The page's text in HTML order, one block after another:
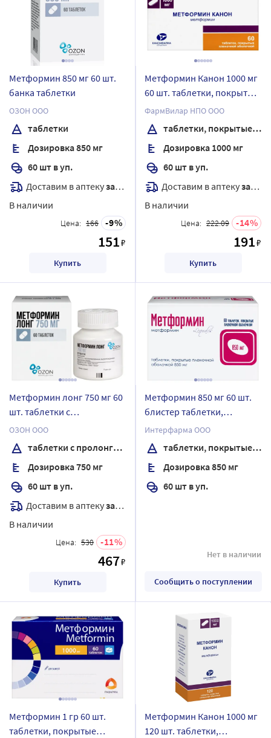
Метформин 850 мг 60 шт.
банка таблетки
ОЗОН ООО
таблетки
Дозировка 850 мг
60 шт в уп.
Доставим в аптекузавтра
В наличии
Цена: 166 9
151₽
Купить
Метформин Канон 1000 мг
60 шт. таблетки, покрытые
пленочной оболочкой
ФармВилар НПО ООО
таблетки, покрытые пленочной оболочкой
Дозировка 1000 мг
60 шт в уп.
Доставим в аптекузавтра
В наличии
Цена: 222.09 14
191₽
Купить
Метформин лонг 750 мг 60
шт. таблетки с
пролонгированным
высвобождением
ОЗОН ООО
таблетки с пролонгированным высвобождением
Дозировка 750 мг
60 шт в уп.
Доставим в аптекузавтра
В наличии
Цена: 530 11
467₽
Купить
Метформин 850 мг 60 шт.
блистер таблетки,
покрытые пленочной
оболочкой
Интерфарма ООО
таблетки, покрытые пленочной оболочкой
Дозировка 850 мг
60 шт в уп.
Нет в наличии
Сообщить о поступлении
Метформин 1 гр 60 шт.
таблетки, покрытые
Метформин Канон 1000 мг
120 шт. таблетки,